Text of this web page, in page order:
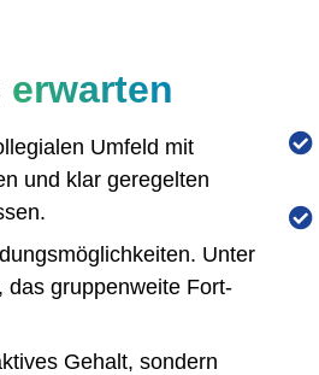
erwarten
Umfeld mit
und klar geregelten
Unter
das gruppenweite Fort-
Gehalt, sondern